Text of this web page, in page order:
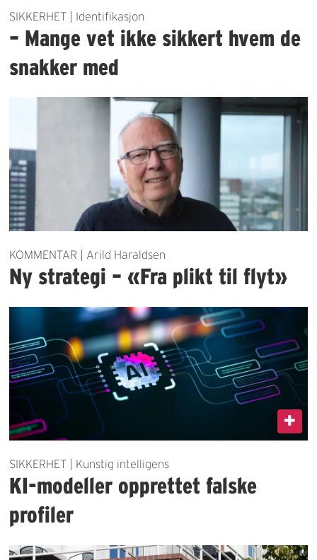
SIKKERHET | Identifikasjon
– Mange vet ikke sikkert hvem de
snakker med
KOMMENTAR | Arild Haraldsen
Ny strategi – «Fra plikt til flyt»
SIKKERHET | Kunstig intelligens
KI-modeller opprettet falske
profiler